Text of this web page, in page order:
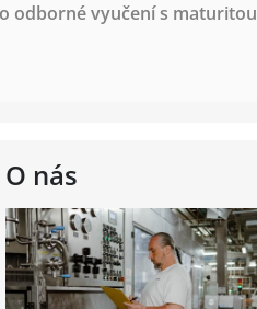
odborné vyučení s maturitou
O nás